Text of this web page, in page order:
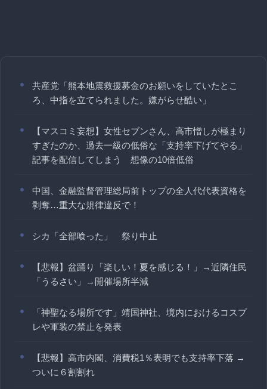
共産党「熊本地震救援募金のお願いをしていたとこ
ろ、中指を立てられました。嫌がらせ酷い」
【マスコミ妄想】女性セブンさん、高市憎しが極まり
すぎたのか、過去一級の低俗な「支持率下げてやる」
記事を配信してしまう 想像の10倍低俗
中国、金融監督管理総局前トップの全人代代表資格を
剥奪…重大な規律違反で！
シカ「全部喰った」 祭り中止
【悲報】盆踊り「楽しい！夏を感じる！」→近隣住民
「うるさい」→開催場所半減
「神聖なる場所です」靖国神社、境内におけるコスプ
レや軍装の禁止を発表
【悲報】高市内閣、消費税1％表明でも支持率下落 →
ついに６割割れ